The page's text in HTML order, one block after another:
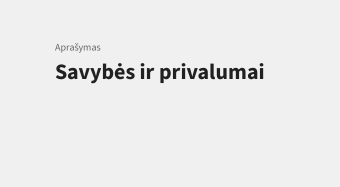
Aprašymas
Savybės ir privalumai